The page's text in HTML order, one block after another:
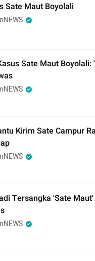
Sate Maut Boyolali
Sate Maut
Kirim Sate Campur
Tersangka 'Sate